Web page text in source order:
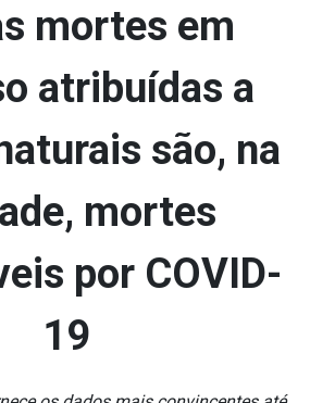
mortes em
atribuídas a
são, na
mortes
por COVID-
19